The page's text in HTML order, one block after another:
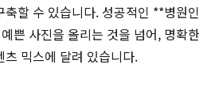
할 수 있습니다. 성공적인 **병원인
쁜 사진을 올리는 것을 넘어, 명확한
믹스에 달려 있습니다.